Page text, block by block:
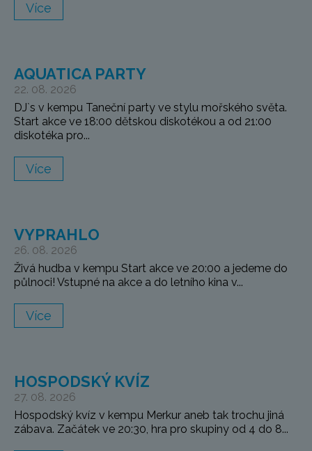
Více
AQUATICA PARTY
22. 08. 2026
DJ`s v kempu Taneční party ve stylu mořského světa.
Start akce ve 18:00 dětskou diskotékou a od 21:00
diskotéka pro...
Více
VYPRAHLO
26. 08. 2026
Živá hudba v kempu Start akce ve 20:00 a jedeme do
půlnoci! Vstupné na akce a do letního kina v...
Více
HOSPODSKÝ KVÍZ
27. 08. 2026
Hospodský kvíz v kempu Merkur aneb tak trochu jiná
zábava. Začátek ve 20:30, hra pro skupiny od 4 do 8...